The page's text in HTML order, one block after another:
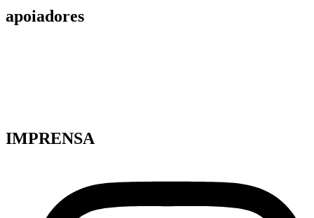
apoiadores
IMPRENSA